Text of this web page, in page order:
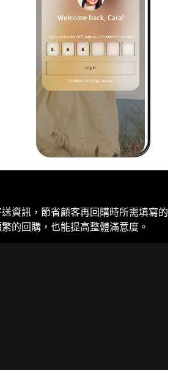
資訊，節省顧客再回購時所需填寫的
的回購，也能提高整體滿意度。